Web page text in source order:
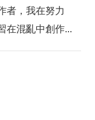
者，我在努力
在混亂中創作...